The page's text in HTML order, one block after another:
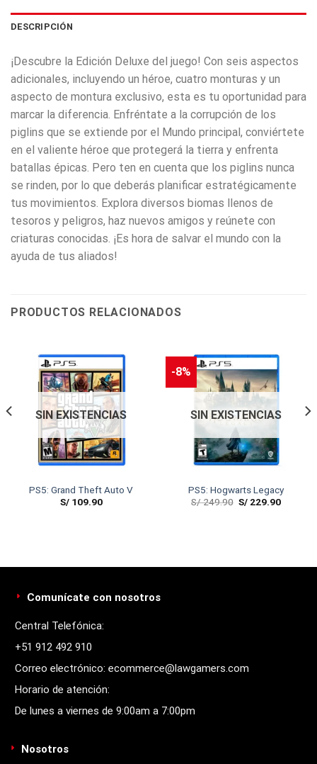
DESCRIPCIÓN
¡Descubre la Edición Deluxe del juego! Con seis aspectos
adicionales, incluyendo un héroe, cuatro monturas y un
aspecto de montura exclusivo, esta es tu oportunidad para
marcar la diferencia. Enfréntate a la corrupción de los
piglins que se extiende por el Mundo principal, conviértete
en el valiente héroe que protegerá la tierra y enfrenta
batallas épicas. Pero ten en cuenta que los piglins nunca
se rinden, por lo que deberás planificar estratégicamente
tus movimientos. Explora diversos biomas llenos de
tesoros y peligros, haz nuevos amigos y reúnete con
criaturas conocidas. ¡Es hora de salvar el mundo con la
ayuda de tus aliados!
PRODUCTOS RELACIONADOS
SIN EXISTENCIAS
PS5: Grand Theft Auto V
S/109.90
-8%
SIN EXISTENCIAS
PS5: Hogwarts Legacy
S/249.90 S/ 229.90
Comunícate con nosotros
Central Telefónica:
+51 912 492 910
Correo electrónico: ecommerce@lawgamers.com
Horario de atención:
De lunes a viernes de 9:00am a 7:00pm
Nosotros